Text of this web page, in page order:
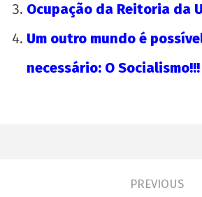
Ocupação da Reitoria da
Um outro mundo é
necessário: O Socialismo!!!
PREVIOUS